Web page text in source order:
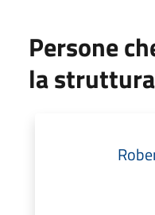
Persone
la struttura